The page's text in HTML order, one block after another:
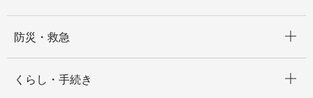
防災・救急
くらし・手続き